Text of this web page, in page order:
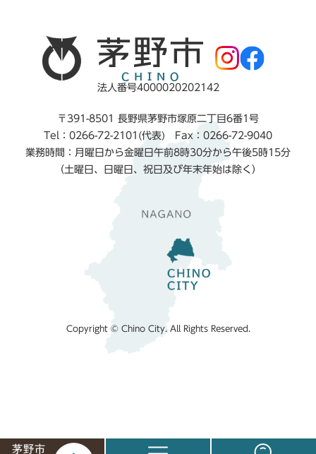
法人番号4000020202142
〒391-8501 長野県茅野市塚原二丁目6番1号
Tel：0266-72-2101(代表) Fax：0266-72-9040
業務時間：月曜日から金曜日午前8時30分から午後5時15分
（土曜日、日曜日、祝日及び年末年始は除く）
Copyright © Chino City. All Rights Reserved.